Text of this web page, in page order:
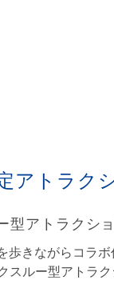
アトラク
型アトラクシ
歩きながらコラ
スルー型アトラ